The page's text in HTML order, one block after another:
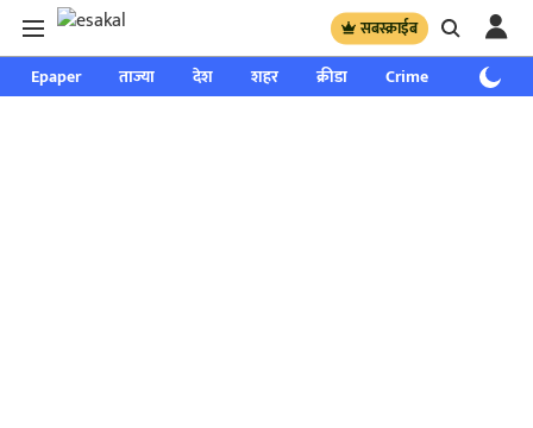
सबस्क्राईब
Epaper ताज्या देश शहर क्रीडा Crime साप्ताहिक